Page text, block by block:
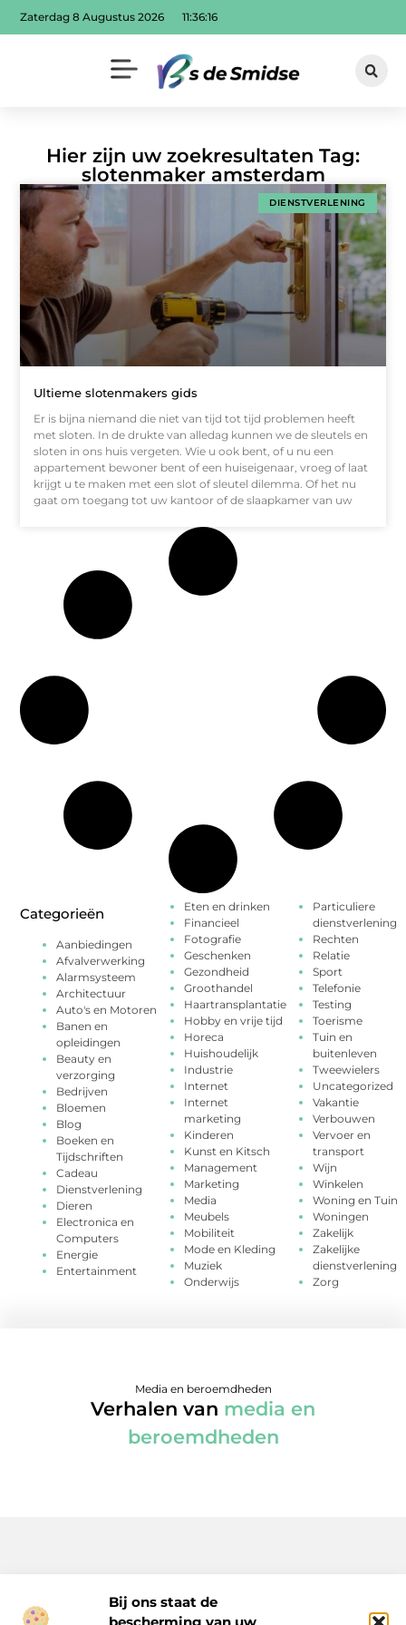
Bij ons staat de
bescherming van uw
Zaterdag 8 Augustus 2026 11:36:16
Hier zijn uw zoekresultaten Tag:
slotenmaker amsterdam
DIENSTVERLENING
Ultieme slotenmakers gids
Er is bijna niemand die niet van tijd tot tijd problemen heeft
met sloten. In de drukte van alledag kunnen we de sleutels en
sloten in ons huis vergeten. Wie u ook bent, of u nu een
appartement bewoner bent of een huiseigenaar, vroeg of laat
krijgt u te maken met een slot of sleutel dilemma. Of het nu
gaat om toegang tot uw kantoor of de slaapkamer van uw
Categorieën
Aanbiedingen
Afvalverwerking
Alarmsysteem
Architectuur
Auto's en Motoren
Banen en
opleidingen
Beauty en
verzorging
Bedrijven
Bloemen
Blog
Boeken en
Tijdschriften
Cadeau
Dienstverlening
Dieren
Electronica en
Computers
Energie
Entertainment
Eten en drinken
Financieel
Fotografie
Geschenken
Gezondheid
Groothandel
Haartransplantatie
Hobby en vrije tijd
Horeca
Huishoudelijk
Industrie
Internet
Internet
marketing
Kinderen
Kunst en Kitsch
Management
Marketing
Media
Meubels
Mobiliteit
Mode en Kleding
Muziek
Onderwijs
Particuliere
dienstverlening
Rechten
Relatie
Sport
Telefonie
Testing
Toerisme
Tuin en
buitenleven
Tweewielers
Uncategorized
Vakantie
Verbouwen
Vervoer en
transport
Wijn
Winkelen
Woning en Tuin
Woningen
Zakelijk
Zakelijke
dienstverlening
Zorg
Media en beroemdheden
Verhalen van media en
beroemdheden